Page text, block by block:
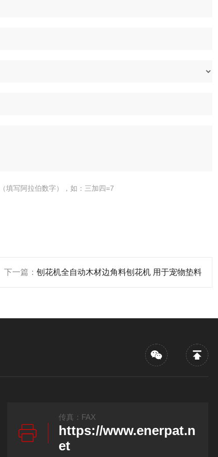
填写阿拉伯数字），如：三加四=7
下一篇： 刨花机全自动木材边角料刨花机 用于宠物垫料
传真：FAX
https://www.enerpat.n
et